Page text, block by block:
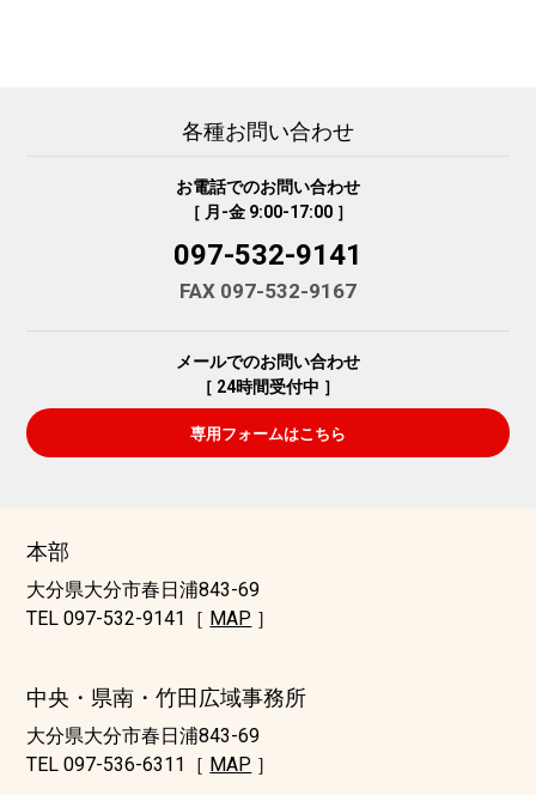
各種お問い合わせ
お電話でのお問い合わせ
［ 月-金 9:00-17:00 ］
097-532-9141
FAX 097-532-9167
メールでのお問い合わせ
［ 24時間受付中 ］
専用フォームはこちら
本部
大分県大分市春日浦843-69
TEL 097-532-9141［ MAP ］
中央・県南・竹田広域事務所
大分県大分市春日浦843-69
TEL 097-536-6311［ MAP ］